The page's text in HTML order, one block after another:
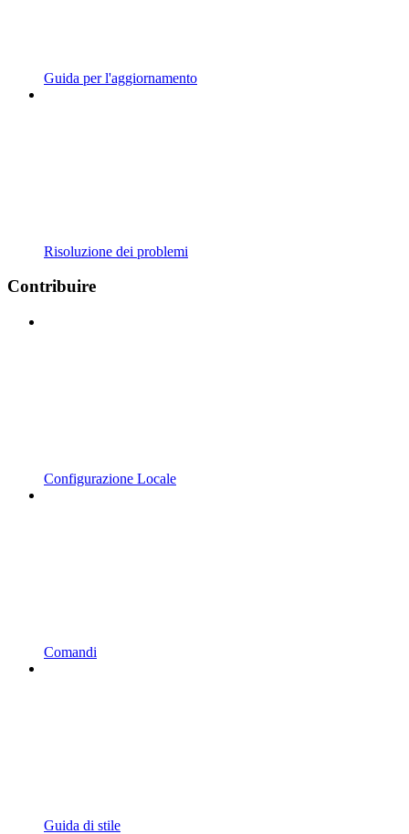
Guida per l'aggiornamento
Risoluzione dei problemi
Contribuire
Configurazione Locale
Comandi
Guida di stile